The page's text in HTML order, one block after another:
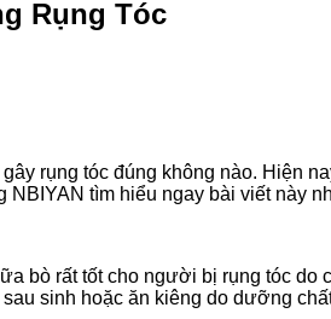
Rụng Tóc
rụng tóc đúng không nào. Hiện
tìm hiểu ngay bài viết này
bò rất tốt cho người bị rụng tóc
sinh hoặc ăn kiêng do dưỡng